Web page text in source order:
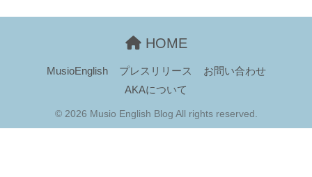
HOME
MusioEnglish プレスリリース
お問い合わせ
AKAについて
© 2026 Musio English Blog All rights reserved.